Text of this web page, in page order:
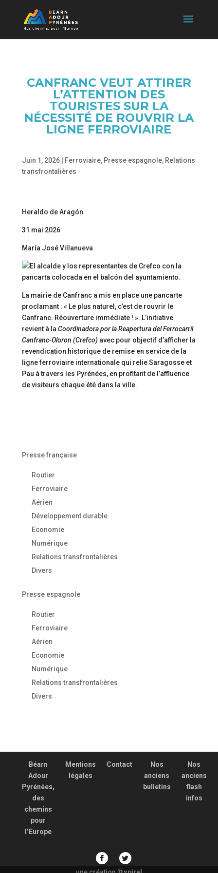
CANFRANC VEUT ATTIRER
L’ATTENTION DES
TOURISTES SUR LA
NÉCESSITÉ DE ROUVRIR LA
LIGNE FERROVIAIRE
Juin 1, 2026| Ferroviaire, Presse espagnole, Relations
transfrontalières
Heraldo de Aragón
31 mai 2026
María José Villanueva
La mairie de Canfranc a mis en place une pancarte
proclamant : « Le plus naturel, c’est de rouvrir le
Canfranc. Réouverture immédiate ! ». L’initiative
revient à la Coordinadora por la Reapertura del Ferrocarril
Canfranc-Oloron (Crefco) avec pour objectif d’afficher la
revendication historique de remise en service de la
ligne ferroviaire internationale qui relie Saragosse et
Pau à travers les Pyrénées, en profitant de l’affluence
de visiteurs chaque été dans la ville.
Presse française
Routier
Ferroviaire
Aérien
Développement durable
Economie
Numérique
Relations transfrontalières
Divers
Presse espagnole
Routier
Ferroviaire
Aérien
Economie
Numérique
Relations transfrontalières
Divers
Béarn
Adour
Pyrénées,
des
chemins
pour
l’Europe
Mentions
légales
Contact
Nos
anciens
bulletins
Nos
anciens
flash
infos